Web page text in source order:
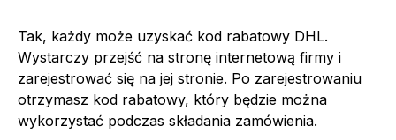
Tak, każdy może uzyskać kod rabatowy DHL.
Wystarczy przejść na stronę internetową firmy i
zarejestrować się na jej stronie. Po zarejestrowaniu
otrzymasz kod rabatowy, który będzie można
wykorzystać podczas składania zamówienia.